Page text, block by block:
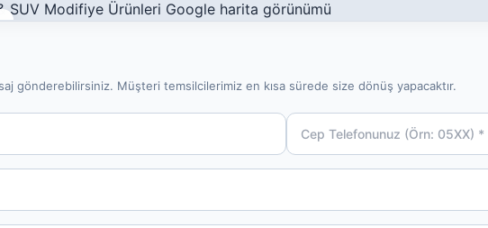
gönderebilirsiniz. Müşteri temsilcilerimiz en kısa sürede size dönüş yapacaktır.